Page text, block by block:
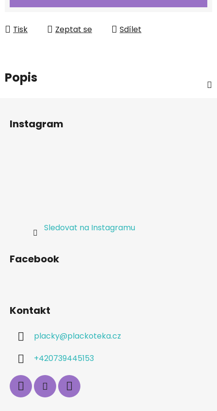
Tisk Zeptat se Sdílet
Popis
Instagram
Sledovat na Instagramu
Facebook
Kontakt
placky@plackoteka.cz
+420739445153